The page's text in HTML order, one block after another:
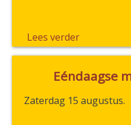
Lees verder
Eéndaagse
Zaterdag 15 augustus.